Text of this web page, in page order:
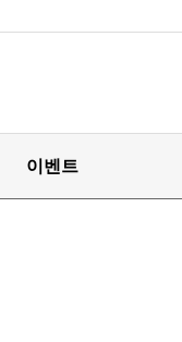
이벤트